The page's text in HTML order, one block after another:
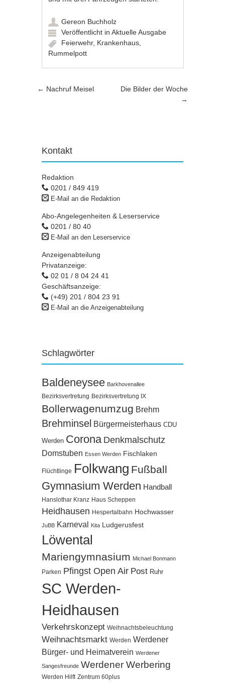
Gereon Buchholz
Veröffentlicht inAktuelle Ausgabe
Feierwehr, Krankenhaus
Rummelpott
Artikel-Navigation
← Nachruf Meisel
Die Bilder der Woche
→
Kontakt
Redaktion
0201 / 849 419
E-Mail an die Redaktion
Abo-Angelegenheiten & Leserservice
0201 / 80 40
E-Mail an den Leserservice
Anzeigenabteilung
Privatanzeige:
02 01 / 8 04 24 41
Geschäftsanzeige:
(+49) 201 / 804 23 91
E-Mail an die Anzeigenabteilung
Schlagwörter
Baldeneysee Barkhovenallee
Bezirksvertretung Bezirksvertretung IX
Bollerwagenumzug Brehm
Brehminsel Bürgermeisterhaus CDU
Werden Corona Denkmalschutz
Domstuben Essen Werden Fischlaken
Flüchtlinge Folkwang Fußball
Gymnasium Werden Handball
Hanslothar Kranz Haus Scheppen
Heidhausen Hespertalbahn Hochwasser
JuBB Karneval Kita Ludgerusfest
Löwental
Mariengymnasium Michael Bonmann
Parken Pfingst Open Air Post Ruhr
SC Werden-
Heidhausen
Verkehrskonzept Weihnachtsbeleuchtung
Weihnachtsmarkt Werden Werdener
Bürger- und Heimatverein Werdener
Sangesfreunde Werdener Werbering
Werden Hilft Zentrum 60plus